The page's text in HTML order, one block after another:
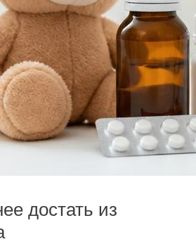
достать из